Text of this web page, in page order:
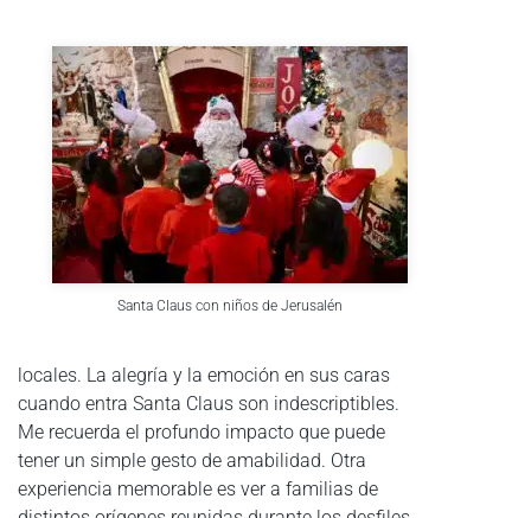
Santa Claus con niños de Jerusalén
locales. La alegría y la emoción en sus caras
cuando entra Santa Claus son indescriptibles.
Me recuerda el profundo impacto que puede
tener un simple gesto de amabilidad. Otra
experiencia memorable es ver a familias de